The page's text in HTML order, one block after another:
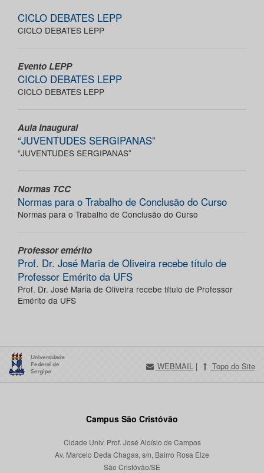
CICLO DEBATES LEPP
CICLO DEBATES LEPP
Evento LEPP
CICLO DEBATES LEPP
CICLO DEBATES LEPP
Aula Inaugural
“JUVENTUDES SERGIPANAS”
“JUVENTUDES SERGIPANAS”
Normas TCC
Normas para o Trabalho de Conclusão do Curso
Normas para o Trabalho de Conclusão do Curso
Professor emérito
Prof. Dr. José Maria de Oliveira recebe título de
Professor Emérito da UFS
Prof. Dr. José Maria de Oliveira recebe título de Professor
Emérito da UFS
WEBMAIL | Topo do Site
Campus São Cristóvão
Cidade Univ. Prof. José Aloísio de Campos
Av. Marcelo Deda Chagas, s/n, Bairro Rosa Elze
São Cristóvão/SE